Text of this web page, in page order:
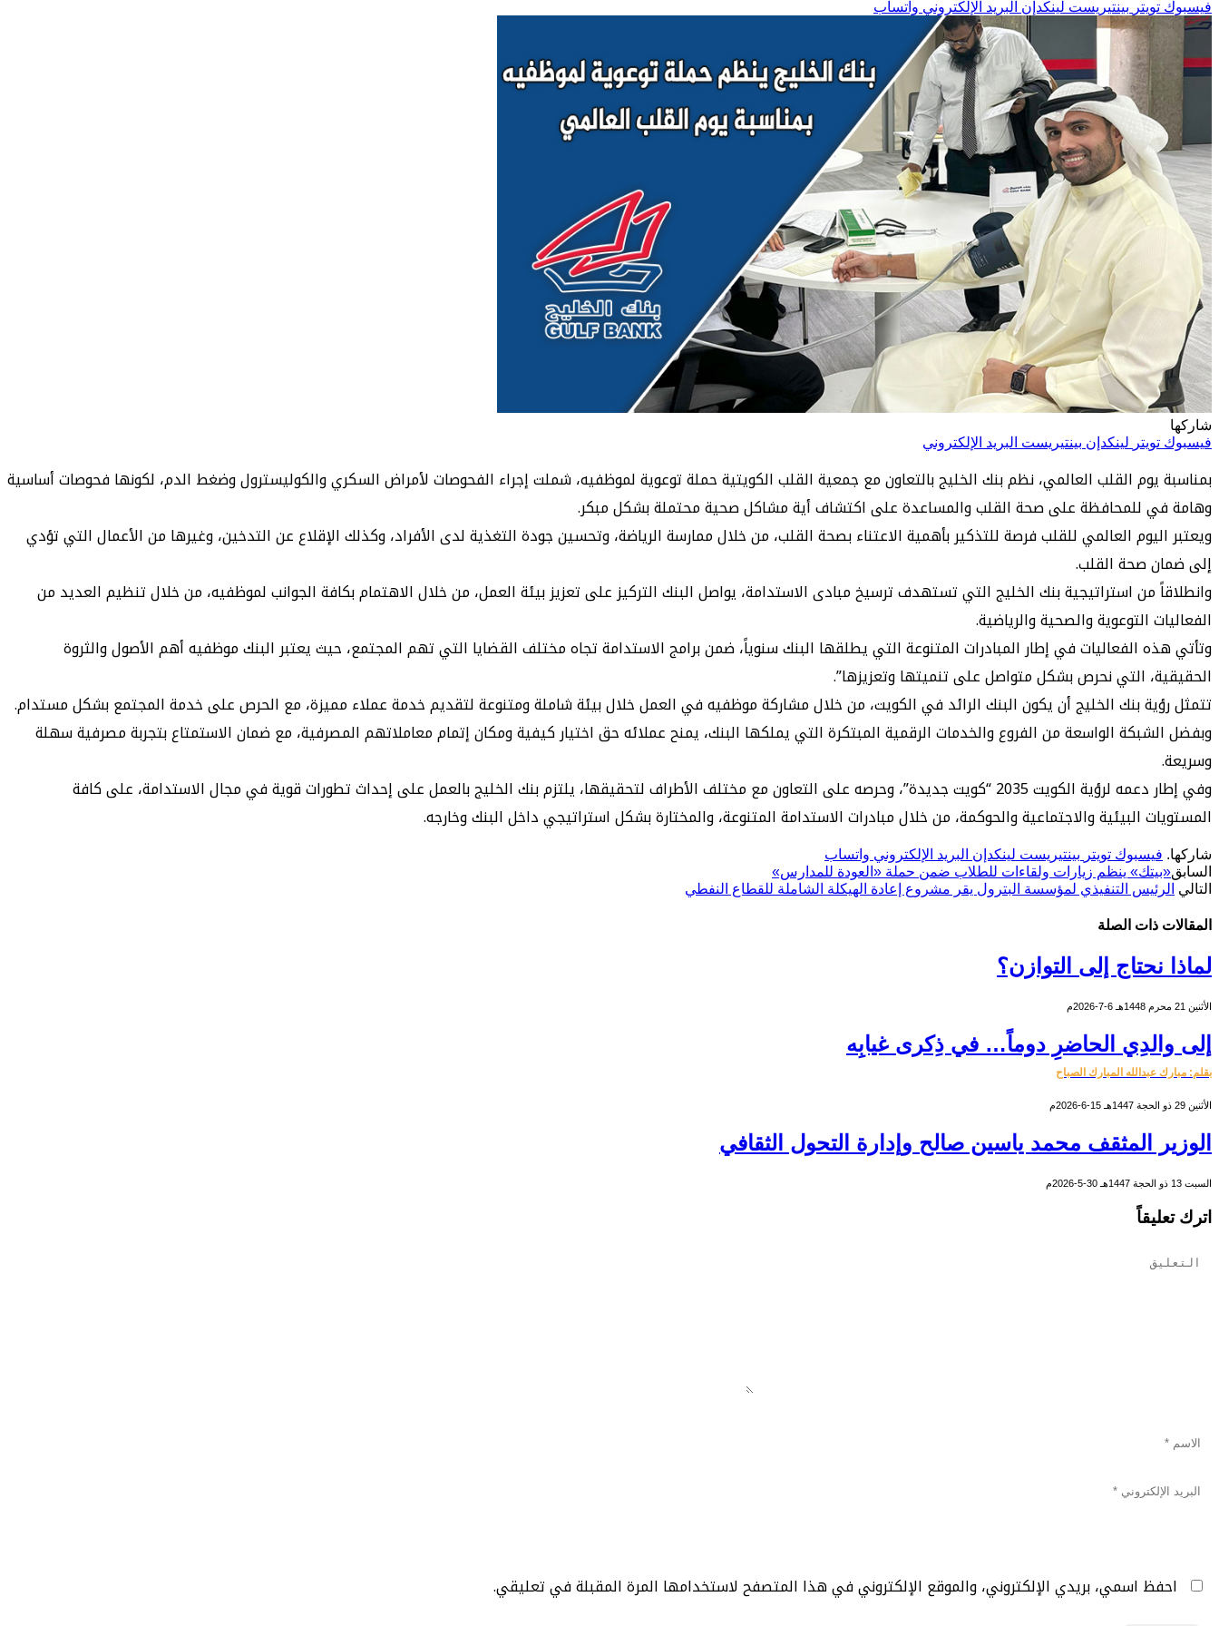
فيسبوك تويتر بينتيريست لينكدإن البريد الإلكتروني واتساب
شاركها
فيسبوك تويتر لينكدإن بينتيريست البريد الإلكتروني
بمناسبة يوم القلب العالمي، نظم بنك الخليج بالتعاون مع جمعية القلب الكويتية حملة توعوية لموظفيه، شملت إجراء الفحوصات لأمراض السكري والكوليسترول وضغط الدم، لكونها فحوصات أساسية
وهامة في للمحافظة على صحة القلب والمساعدة على اكتشاف أية مشاكل صحية محتملة بشكل مبكر.
ويعتبر اليوم العالمي للقلب فرصة للتذكير بأهمية الاعتناء بصحة القلب، من خلال ممارسة الرياضة، وتحسين جودة التغذية لدى الأفراد، وكذلك الإقلاع عن التدخين، وغيرها من الأعمال التي تؤدي
إلى ضمان صحة القلب.
وانطلاقاً من استراتيجية بنك الخليج التي تستهدف ترسيخ مبادى الاستدامة، يواصل البنك التركيز على تعزيز بيئة العمل، من خلال الاهتمام بكافة الجوانب لموظفيه، من خلال تنظيم العديد من
الفعاليات التوعوية والصحية والرياضية.
وتأتي هذه الفعاليات في إطار المبادرات المتنوعة التي يطلقها البنك سنوياً، ضمن برامج الاستدامة تجاه مختلف القضايا التي تهم المجتمع، حيث يعتبر البنك موظفيه أهم الأصول والثروة
الحقيقية، التي نحرص بشكل متواصل على تنميتها وتعزيزها”.
تتمثل رؤية بنك الخليج أن يكون البنك الرائد في الكويت، من خلال مشاركة موظفيه في العمل خلال بيئة شاملة ومتنوعة لتقديم خدمة عملاء مميزة، مع الحرص على خدمة المجتمع بشكل مستدام.
وبفضل الشبكة الواسعة من الفروع والخدمات الرقمية المبتكرة التي يملكها البنك، يمنح عملائه حق اختيار كيفية ومكان إتمام معاملاتهم المصرفية، مع ضمان الاستمتاع بتجربة مصرفية سهلة
وسريعة.
وفي إطار دعمه لرؤية الكويت 2035 “كويت جديدة”، وحرصه على التعاون مع مختلف الأطراف لتحقيقها، يلتزم بنك الخليج بالعمل على إحداث تطورات قوية في مجال الاستدامة، على كافة
المستويات البيئية والاجتماعية والحوكمة، من خلال مبادرات الاستدامة المتنوعة، والمختارة بشكل استراتيجي داخل البنك وخارجه.
شاركها. فيسبوك تويتر بينتيريست لينكدإن البريد الإلكتروني واتساب
السابق«بيتك» ينظم زيارات ولقاءات للطلاب ضمن حملة «العودة للمدارس»
التالي الرئيس التنفيذي لمؤسسة البترول يقر مشروع إعادة الهيكلة الشاملة للقطاع النفطي
المقالات ذات الصلة
لماذا نحتاج إلى التوازن؟
الأثنين 21 محرم 1448هـ 6-7-2026م
إلى والدِي الحاضرِ دوماً… في ذِكرى غيابِه
بقلم: مبارك عبدالله المبارك الصباح
الأثنين 29 ذو الحجة 1447هـ 15-6-2026م
الوزير المثقف محمد ياسين صالح وإدارة التحول الثقافي
السبت 13 ذو الحجة 1447هـ 30-5-2026م
اترك تعليقاً
احفظ اسمي، بريدي الإلكتروني، والموقع الإلكتروني في هذا المتصفح لاستخدامها المرة المقبلة في تعليقي.